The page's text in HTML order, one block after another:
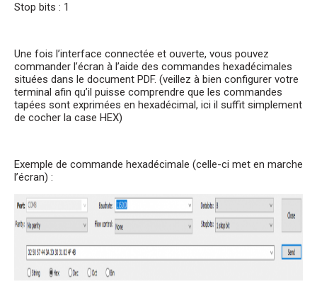
Stop bits : 1
Une fois l’interface connectée et ouverte, vous pouvez
commander l’écran à l’aide des commandes hexadécimales
situées dans le document PDF. (veillez à bien configurer votre
terminal afin qu’il puisse comprendre que les commandes
tapées sont exprimées en hexadécimal, ici il suffit simplement
de cocher la case HEX)
Exemple de commande hexadécimale (celle-ci met en marche
l’écran) :